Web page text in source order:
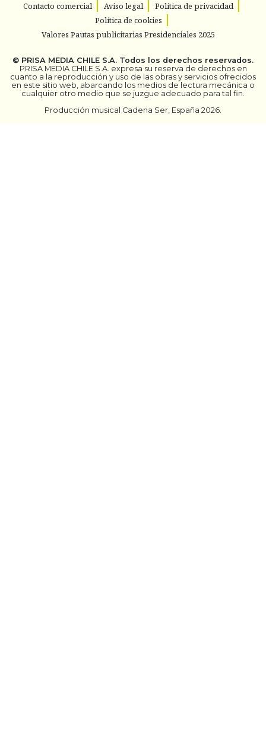
Contacto comercial Aviso legal
Política de privacidad
Política de cookies
Valores Pautas publicitarias Presidenciales 2025
© PRISA MEDIA CHILE S.A. Todos los derechos reservados.
PRISA MEDIA CHILE S.A. expresa su reserva de derechos en
cuanto a la reproducción y uso de las obras y servicios ofrecidos
en este sitio web, abarcando los medios de lectura mecánica o
cualquier otro medio que se juzgue adecuado para tal fin.
Producción musical Cadena Ser, España 2026.